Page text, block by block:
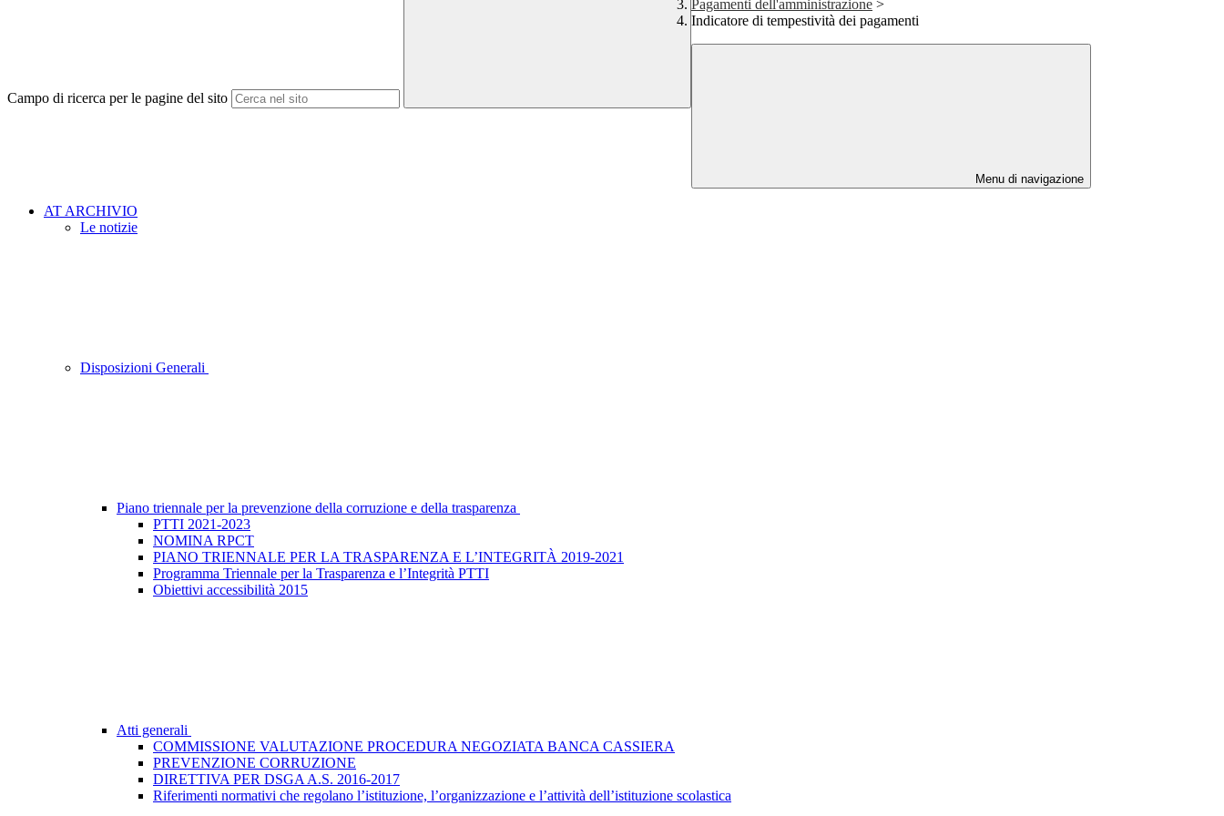
Campo di ricerca per le pagine del sito
Pagamenti dell'amministrazione >
Indicatore di tempestività dei pagamenti
Menu di navigazione
AT ARCHIVIO
Le notizie
Disposizioni Generali
Piano triennale per la prevenzione della corruzione e della trasparenza
PTTI 2021-2023
NOMINA RPCT
PIANO TRIENNALE PER LA TRASPARENZA E L’INTEGRITÀ 2019-2021
Programma Triennale per la Trasparenza e l’Integrità PTTI
Obiettivi accessibilità 2015
Atti generali
COMMISSIONE VALUTAZIONE PROCEDURA NEGOZIATA BANCA CASSIERA
PREVENZIONE CORRUZIONE
DIRETTIVA PER DSGA A.S. 2016-2017
Riferimenti normativi che regolano l’istituzione, l’organizzazione e l’attività dell’istituzione scolastica